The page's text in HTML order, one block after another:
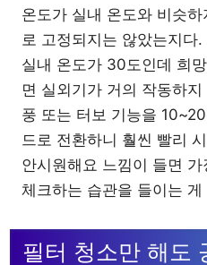
온도가 실내 온도와 비슷
로 고정되지는 않았는지다
실내 온도가 30도인데 희
면 실외기가 거의 작동하
풍 또는 터보 기능을
드로 전환하니 훨씬 빨리
안시원해요 느낌이 들면
체크하는 습관을 들이는 게
필터 청소만 해도